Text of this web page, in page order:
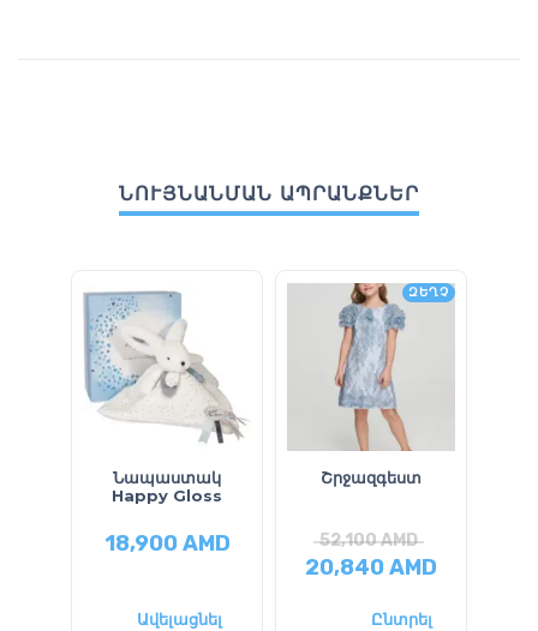
ՆՈՒՅՆԱՆՄԱՆ ԱՊՐԱՆՔՆԵՐ
Նապաստակ
Happy Gloss
18,900AMD
Ավելացնել
ԶԵՂՉ
Շրջազգեստ
52,100AMD
20,840AMD
Ընտրել